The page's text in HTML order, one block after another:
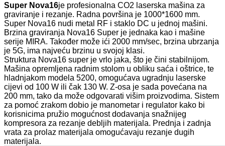
Super Nova16je profesionalna CO2 laserska mašina za
graviranje i rezanje. Radna površina je 1000*1600 mm.
Super Nova16 nudi metal RF i staklo DC u jednoj mašini.
Brzina graviranja Nova16 Super je jednaka kao i mašine
serije MIRA. Također može ići 2000 mm/sec, brzina ubrzanja
je 5G, ima najveću brzinu u svojoj klasi.
Struktura Nova16 super je vrlo jaka, što je čini stabilnijom.
Mašina opremljena radnim stolom u obliku saća i oštrice, te
hladnjakom modela 5200, omogućava ugradnju laserske
cijevi od 100 W ili čak 130 W. Z-osa je sada povećana na
200 mm, tako da može odgovarati višim proizvodima. Sistem
za pomoć zrakom dobio je manometar i regulator kako bi
korisnicima pružio mogućnost dodavanja snažnijeg
kompresora za rezanje debljih materijala. Prednja i zadnja
vrata za prolaz materijala omogućavaju rezanje dugih
materijala.